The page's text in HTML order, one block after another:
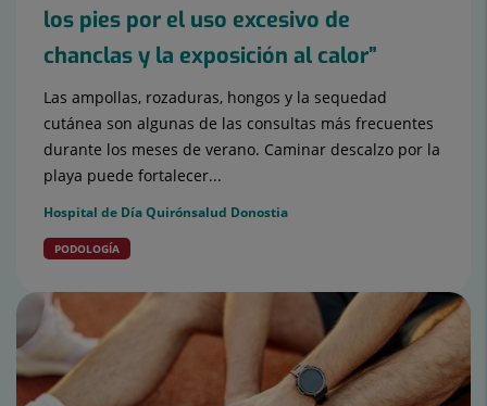
los pies por el uso excesivo de
chanclas y la exposición al calor”
Las ampollas, rozaduras, hongos y la sequedad
cutánea son algunas de las consultas más frecuentes
durante los meses de verano. Caminar descalzo por la
playa puede fortalecer...
Hospital de Día Quirónsalud Donostia
PODOLOGÍA